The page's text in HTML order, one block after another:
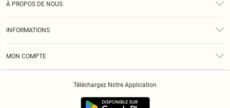
À PROPOS DE NOUS
INFORMATIONS
MON COMPTE
Téléchargez Notre Application